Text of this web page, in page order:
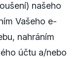
našeho
Vašeho e-
nahráním
účtu a/nebo